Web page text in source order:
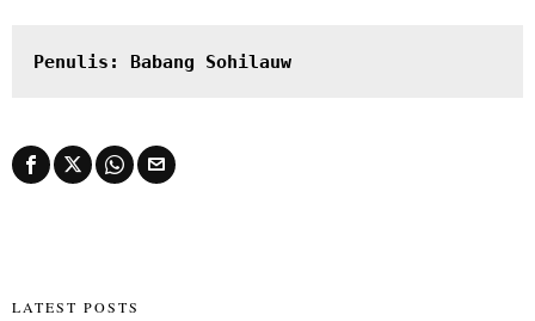
Penulis: Babang Sohilauw
LATEST POSTS